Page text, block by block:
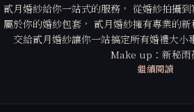
貳月婚紗給你一站式的服務， 從婚紗拍攝
屬於你的婚紗包套， 貳月婚紗擁有專業的
交給貳月婚紗讓你一站搞定所有婚禮大小
Make up：新秘雨
繼續閱讀